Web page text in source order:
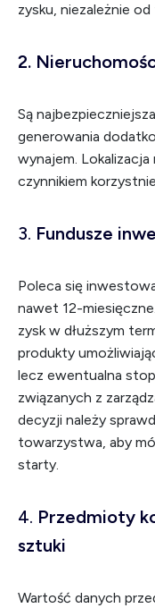
zysku, niezależnie
2.
Są
generowania
wynajem.
czynnikiem
3. Fundusze
Poleca się
nawet 12-
zysk w dłuższym
produkty
lecz ewentualna
związanych z
decyzji należy
towarzystwa, aby
starty.
4. Przedmioty
sztuki
Wartość danych